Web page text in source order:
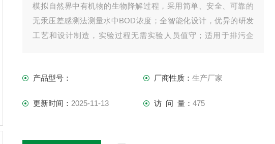
模拟自然界中有机物的生物降解过程，采用简单、安全、可靠的
无汞压差感测法测量水中BOD浓度；全智能化设计，优异的研发
工艺和设计制造，实验过程无需实验人员值守；适用于排污企
产品型号：
厂商性质： 生产厂家
更新时间： 2025-11-13 访 问 量： 475